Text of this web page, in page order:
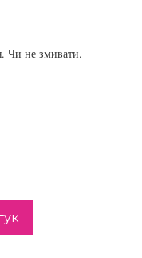
Чи не змивати.